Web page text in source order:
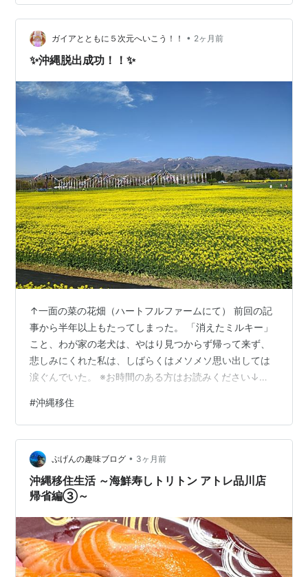
ました。沖縄バスのファインプレーだと勝手に喜んでい
ます。 会社の友人から会社休みになったし、夕方から飲
みに行こうと誘いを受け、それまでの時間を利用して、
ブログ記事を作成しています。 そして沖縄移住７年目に
ガイアとともに５次元へいこう！！ • 2ヶ月前
✨沖縄脱出成功！！✨
↑一面の菜の花畑（ハートフルファームにて） 前回の記
事から半年以上もたってしまった。 「消えたミルキー」
こと、わが家の老犬は、やはり見つからず帰って来ず、
悲しみにくれた私は、しばらくはメソメソ思い出しては
涙ぐんでいた。 ※お時間のある方はお読みください↓
ミルキーのために、囲いを作ってその中で自由に歩ける
ようにしても、網を破り、柵を壊し、地面を掘り、頭を
無理やりに隙間に突っ込み、脱走を試みて一人散歩に出
かけてしまうミルキーに、根負けして好き勝手にさせて
いた時点で、いつ何時、事故等によりお別れの日がくる
かもしれないことは…
#沖縄移住
ぷげんの趣味ブログ • 3ヶ月前
沖縄移住生活 ～海鮮寿しトリトン アトレ品川店
帰省編③～